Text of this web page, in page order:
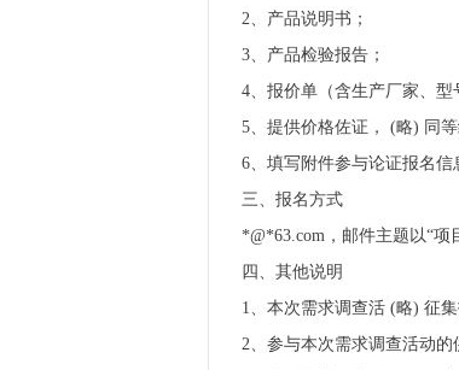
2、产品说明书；
3、产品检验报告；
4、报价单（含生产厂家、型
5、提供价格佐证， (略) 同
6、填写附件参与论证报名信
三、报名方式
*@*63.com，邮件主题以“项
四、其他说明
1、本次需求调查活 (略) 征
2、参与本次需求调查活动的